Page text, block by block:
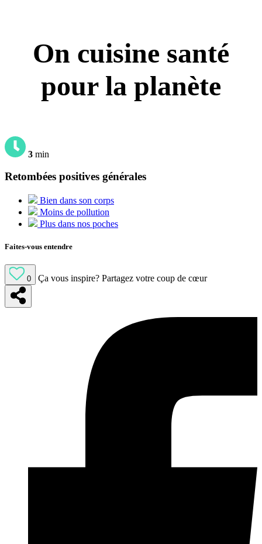
On cuisine santé
pour la planète
3 min
Retombées positives générales
Bien dans son corps
Moins de pollution
Plus dans nos poches
Faites-vous entendre
0 Ça vous inspire? Partagez votre coup de cœur